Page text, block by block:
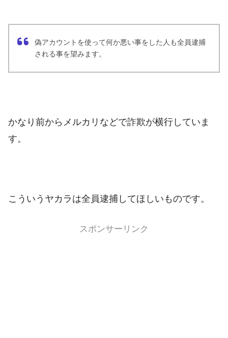
偽アカウントを使って何か悪い事をした人も全員逮捕
される事を望みます。
かなり前からメルカリなどで詐欺が横行していま
す。
こういうヤカラは全員逮捕してほしいものです。
スポンサーリンク